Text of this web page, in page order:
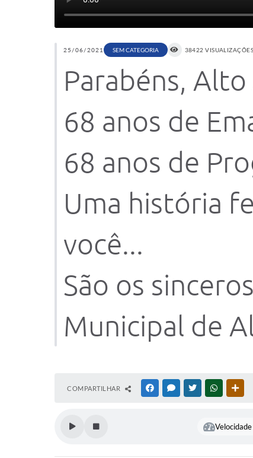
25/06/2021 SEM CATEGORIA 38422 VISUALIZAÇÕES
Parabéns,
68 anos de
68 anos de
Uma história
você...
São os
Municipal de
COMPARTILHAR FACEBOOKMESSENGER
TWITTERWHATSAPP